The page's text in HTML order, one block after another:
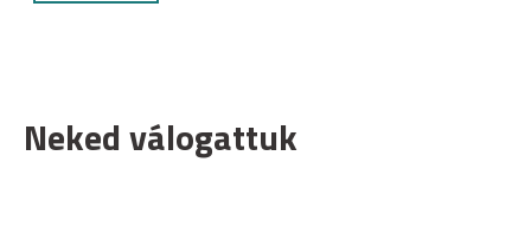
Neked válogattuk